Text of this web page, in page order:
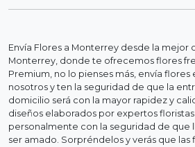
Envía Flores a Monterrey desde la mejor
Monterrey, donde te ofrecemos flores
Premium, no lo pienses más, envía flores
nosotros y ten la seguridad de que la
domicilio será con la mayor rapidez y
diseños elaborados por expertos
personalmente con la seguridad de que
ser amado. Sorpréndelos y verás que las